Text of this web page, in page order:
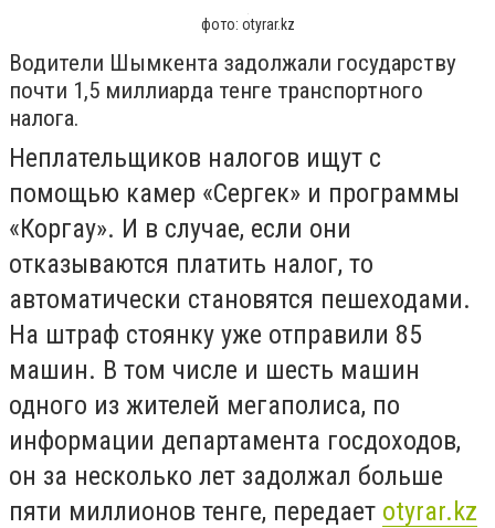
фото: otyrar.kz
Водители Шымкента задолжали государству
почти 1,5 миллиарда тенге транспортного
налога.
Неплательщиков налогов ищут с
помощью камер «Сергек» и программы
«Коргау». И в случае, если они
отказываются платить налог, то
автоматически становятся пешеходами.
На штраф стоянку уже отправили 85
машин. В том числе и шесть машин
одного из жителей мегаполиса, по
информации департамента госдоходов,
он за несколько лет задолжал больше
пяти миллионов тенге, передает otyrar.kz